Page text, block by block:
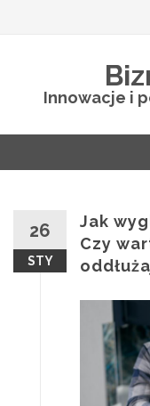
Innowacje i
26
STY
Jak
Czy